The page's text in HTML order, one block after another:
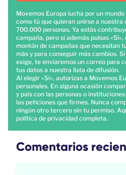
Movemos Europa lucha por un
como tú que quieran unirse a nuestra
700.000 personas. Ya estás
campaña, pero si además pulsas
montón de campañas que necesitan
más y para conseguir más cambios.
exige, te enviaremos un correo para
tus datos a nuestra lista de difusión.
Al elegir «Sí», autorizas a Movemos
personales. En alguna ocasión
y país con las personas o
las peticiones que firmes. Nunca
ningún otro tercero sin tu permiso.
política de privacidad completa.
Comentarios